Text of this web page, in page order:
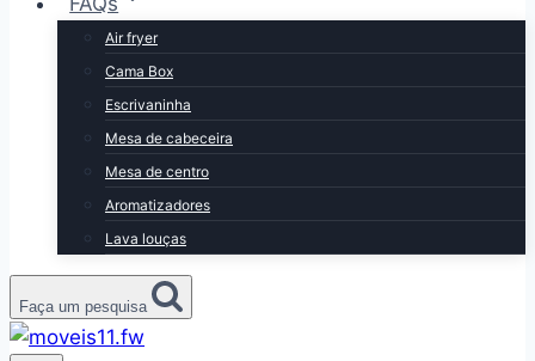
Air fryer
Cama Box
Escrivaninha
Mesa de cabeceira
Mesa de centro
Aromatizadores
Lava louças
Faça um pesquisa